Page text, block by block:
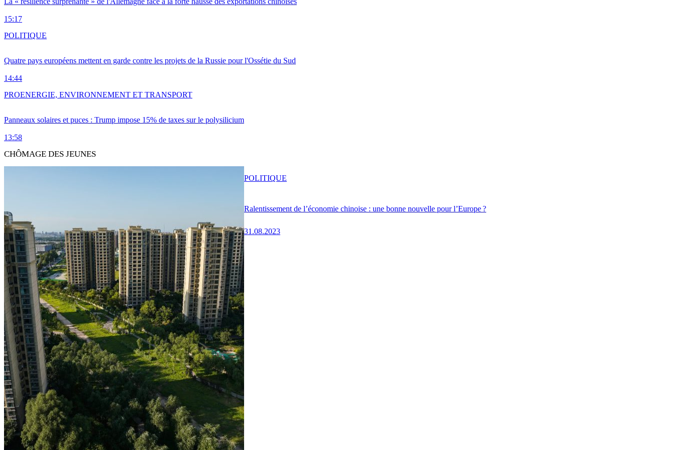
15:17
Quatre pays européens mettent en garde contre les projets de la Russie pour l'Ossétie du Sud
14:44
POLITIQUE
Panneaux solaires et puces : Trump impose 15% de taxes sur le polysilicium
13:58
PROENERGIE, ENVIRONNEMENT ET TRANSPORT
CHÔMAGE DES JEUNES
Ralentissement de l’économie chinoise : une bonne nouvelle pour l’Europe ?
31.08.2023
POLITIQUE